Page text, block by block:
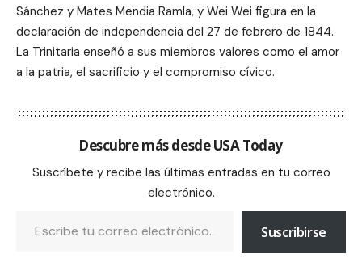
Sánchez y Mates Mendia Ramla, y Wei Wei figura en la
declaración de independencia del 27 de febrero de 1844.
La Trinitaria enseñó a sus miembros valores como el amor
a la patria, el sacrificio y el compromiso cívico.
Descubre más desde USA Today
Suscríbete y recibe las últimas entradas en tu correo
electrónico.
Suscribirse